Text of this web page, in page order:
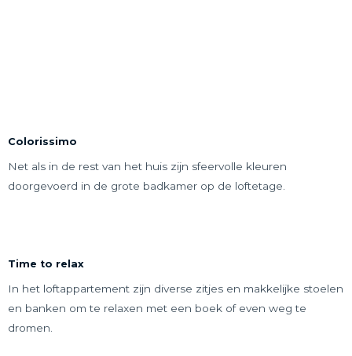
Colorissimo
Net als in de rest van het huis zijn sfeervolle kleuren
doorgevoerd in de grote badkamer op de loftetage.
Time to relax
In het loftappartement zijn diverse zitjes en makkelijke stoelen
en banken om te relaxen met een boek of even weg te
dromen.